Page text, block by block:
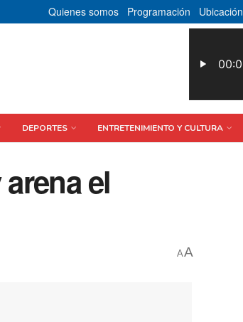
Quienes somos Programación Ubicación
DEPORTES ENTRETENIMIENTO Y CULTURA
el
AA